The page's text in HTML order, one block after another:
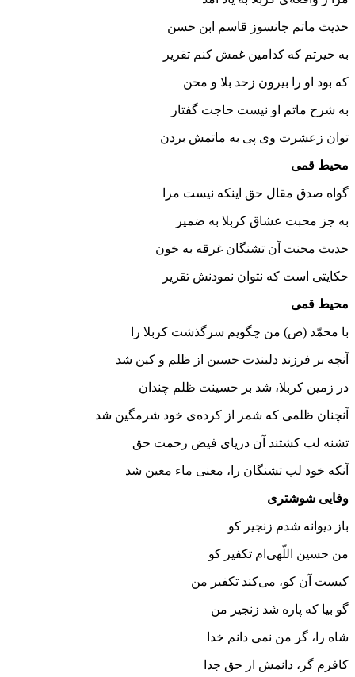
حدیث ماتم جانسوز قاسم ابن حسن
به حیرتم که کدامین غمش کنم تقریر
که بود او را بیرون زحد بلا و محن
به شرح ماتم او نیست حاجت گفتار
توان زعشرت وی پی به ماتمش بردن
محیط قمی
گواه صدق مقال حق اینکه نیست مرا
به جز محبت عشاق کربلا به ضمیر
حدیث محنت آن تشنگان غرقه به خون
حکایتی است که نتوان نمودنش تقریر
محیط قمی
با محمّد (ص) من چگویم سرگذشت کربلا را
آنچه بر فرزند دلبندت حسین از ظلم و کین شد
در زمین کربلا، شد بر حسینت ظلم چندان
آنچنان ظلمی که شمر از کرده‌ی خود شرمگین شد
تشنه لب کشتند آن دریای فیض رحمت حق
آنکه خود لب تشنگان را، معنی ماء معین شد
وفایی شوشتری
باز دیوانه شدم زنجیر کو
من حسین اللّهی‌ام تکفیر کو
کیست آن کو، می‌کند تکفیر من
گو بیا که پاره شد زنجیر من
شاه را، گر من نمی دانم خدا
کافرم گر، دانمش از حق جدا